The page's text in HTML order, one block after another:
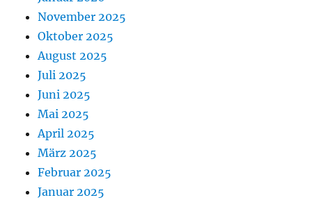
November 2025
Oktober 2025
August 2025
Juli 2025
Juni 2025
Mai 2025
April 2025
März 2025
Februar 2025
Januar 2025